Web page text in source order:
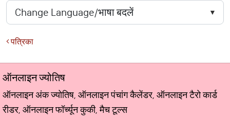
पत्रिका
ऑनलाइन ज्योतिष
ऑनलाइन अंक ज्योतिष, ऑनलाइन पंचांग कैलेंडर, ऑनलाइन टैरो कार्ड
रीडर, ऑनलाइन फॉर्च्यून कुकी, मैच टूल्स